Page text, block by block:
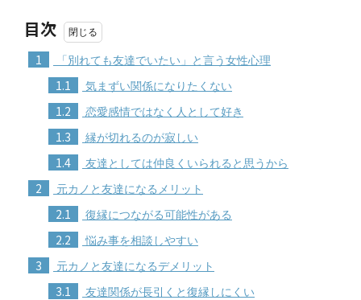
目次
1 「別れても友達でいたい」と言う女性心理
1.1 気まずい関係になりたくない
1.2 恋愛感情ではなく人として好き
1.3 縁が切れるのが寂しい
1.4 友達としては仲良くいられると思うから
2 元カノと友達になるメリット
2.1 復縁につながる可能性がある
2.2 悩み事を相談しやすい
3 元カノと友達になるデメリット
3.1 友達関係が長引くと復縁しにくい